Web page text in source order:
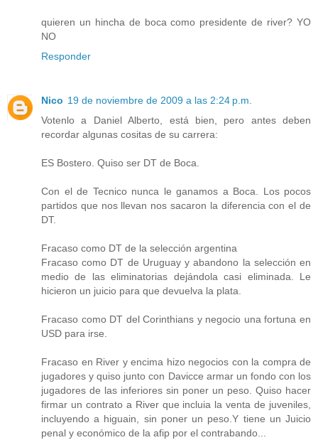
quieren un hincha de boca como presidente de river? YO
NO
Responder
Nico 19 de noviembre de 2009 a las 2:24 p.m.
Votenlo a Daniel Alberto, está bien, pero antes deben
recordar algunas cositas de su carrera:
ES Bostero. Quiso ser DT de Boca.
Con el de Tecnico nunca le ganamos a Boca. Los pocos
partidos que nos llevan nos sacaron la diferencia con el de
DT.
Fracaso como DT de la selección argentina
Fracaso como DT de Uruguay y abandono la selección en
medio de las eliminatorias dejándola casi eliminada. Le
hicieron un juicio para que devuelva la plata.
Fracaso como DT del Corinthians y negocio una fortuna en
USD para irse.
Fracaso en River y encima hizo negocios con la compra de
jugadores y quiso junto con Davicce armar un fondo con los
jugadores de las inferiores sin poner un peso. Quiso hacer
firmar un contrato a River que incluia la venta de juveniles,
incluyendo a higuain, sin poner un peso.Y tiene un Juicio
penal y económico de la afip por el contrabando...